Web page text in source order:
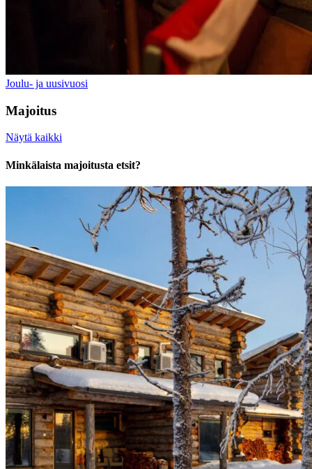
Joulu- ja uusivuosi
Majoitus
Näytä kaikki
Minkälaista majoitusta etsit?